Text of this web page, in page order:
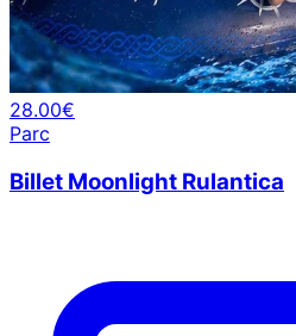
28.00€
Parc
Billet Moonlight Rulantica